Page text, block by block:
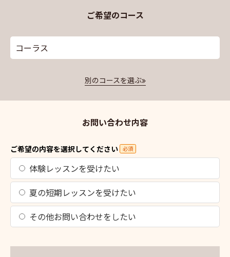
ご希望のコース
コーラス
別のコースを選ぶ
お問い合わせ内容
ご希望の内容を選択してください 必須
体験レッスンを受けたい
夏の短期レッスンを受けたい
その他お問い合わせをしたい